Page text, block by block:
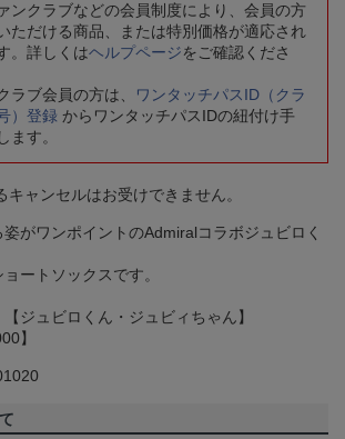
ンクラブなどの会員制度により、会員の方
ただける商品、または特別価格が適応され
。詳しくはヘルプページをご確認くださ
ラブ会員の方は、
ワンタッチパスID（クラ
）登録 からワンタッチパスIDの紐付け手
ます。
ャンセルはお受けできません。
がワンポイントのAdmiralコラボジュビロく
ートソックスです。
【ジュビロくん・ジュビィちゃん】
】